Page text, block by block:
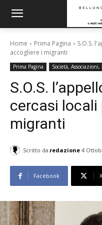
Home Prima Pagina
S.O.S.
accogliere i migranti
Prima Pagina Società,
S.O.S.
cercasi locali
migranti
Scritto da redazione 4
Facebook X